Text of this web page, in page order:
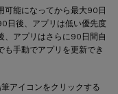
可能になってから最大90日
日後、アプリは低い優先度
、アプリはさらに90日間自
も手動でアプリを更新でき
アイコンをクリックする